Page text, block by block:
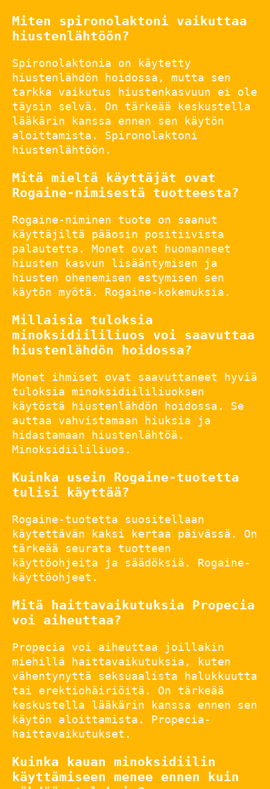
Miten spironolaktoni vaikuttaa
hiustenlähtöön?
Spironolaktonia on käytetty
hiustenlähdön hoidossa, mutta sen
tarkka vaikutus hiustenkasvuun ei ole
täysin selvä. On tärkeää keskustella
lääkärin kanssa ennen sen käytön
aloittamista. Spironolaktoni
hiustenlähtöön.
Mitä mieltä käyttäjät ovat
Rogaine-nimisestä tuotteesta?
Rogaine-niminen tuote on saanut
käyttäjiltä pääosin positiivista
palautetta. Monet ovat huomanneet
hiusten kasvun lisääntymisen ja
hiusten ohenemisen estymisen sen
käytön myötä. Rogaine-kokemuksia.
Millaisia tuloksia
minoksidiililiuos voi saavuttaa
hiustenlähdön hoidossa?
Monet ihmiset ovat saavuttaneet hyviä
tuloksia minoksidiililiuoksen
käytöstä hiustenlähdön hoidossa. Se
auttaa vahvistamaan hiuksia ja
hidastamaan hiustenlähtöä.
Minoksidiililiuos.
Kuinka usein Rogaine-tuotetta
tulisi käyttää?
Rogaine-tuotetta suositellaan
käytettävän kaksi kertaa päivässä. On
tärkeää seurata tuotteen
käyttöohjeita ja säädöksiä. Rogaine-
käyttöohjeet.
Mitä haittavaikutuksia Propecia
voi aiheuttaa?
Propecia voi aiheuttaa joillakin
miehillä haittavaikutuksia, kuten
vähentynyttä seksuaalista halukkuutta
tai erektiohäiriöitä. On tärkeää
keskustella lääkärin kanssa ennen sen
käytön aloittamista. Propecia-
haittavaikutukset.
Kuinka kauan minoksidiilin
käyttämiseen menee ennen kuin